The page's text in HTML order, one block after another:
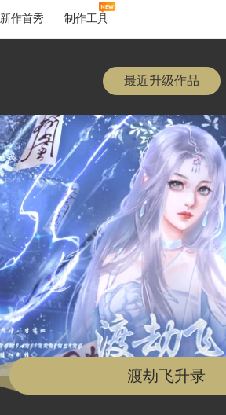
新作首秀 制作工具
最近升级作品
渡劫飞升录